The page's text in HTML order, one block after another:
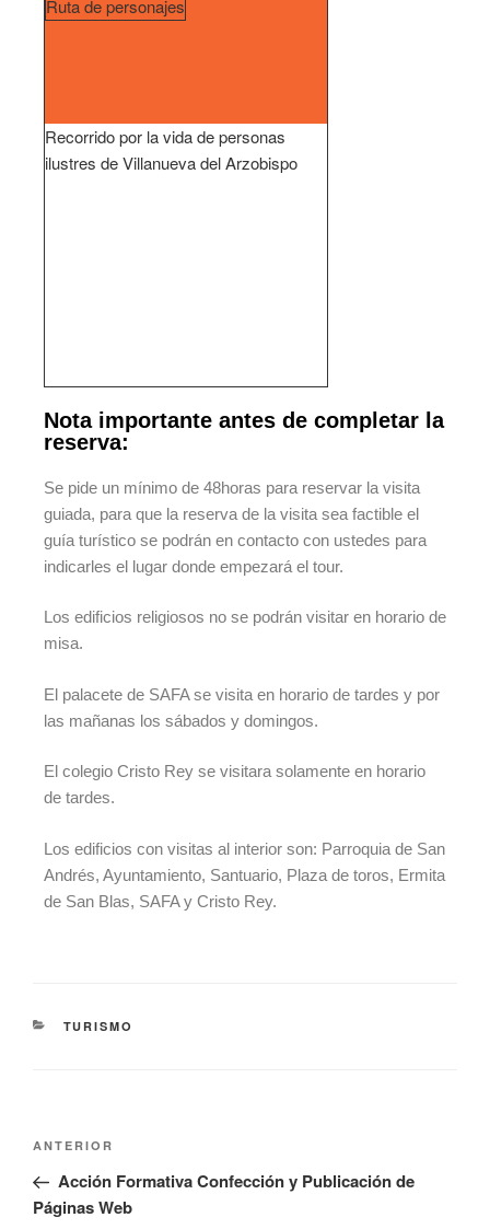
Ruta de personajes
Recorrido por la vida de personas
ilustres de Villanueva del Arzobispo
Nota importante antes de completar la
reserva:
Se pide un mínimo de 48horas para reservar la visita
guiada, para que la reserva de la visita sea factible el
guía turístico se podrán en contacto con ustedes para
indicarles el lugar donde empezará el tour.
Los edificios religiosos no se podrán visitar en horario de
misa.
El palacete de SAFA se visita en horario de tardes y por
las mañanas los sábados y domingos.
El colegio Cristo Rey se visitara solamente en horario
de tardes.
Los edificios con visitas al interior son: Parroquia de San
Andrés, Ayuntamiento, Santuario, Plaza de toros, Ermita
de San Blas, SAFA y Cristo Rey.
TURISMO
ANTERIOR
Acción Formativa Confección y Publicación de
Páginas Web